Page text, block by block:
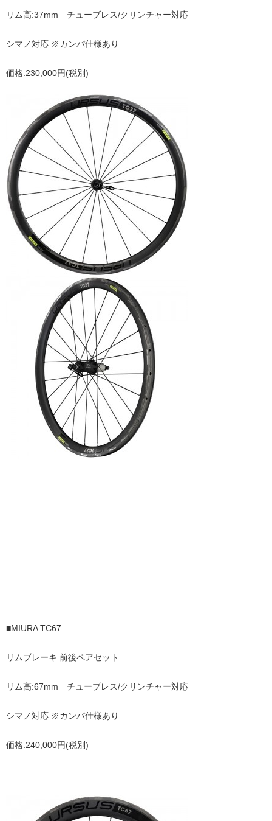
リム高:37mm チューブレス/クリンチャー対応
シマノ対応 ※カンパ仕様あり
価格:230,000円(税別)
■MIURA TC67
リムブレーキ 前後ペアセット
リム高:67mm チューブレス/クリンチャー対応
シマノ対応 ※カンパ仕様あり
価格:240,000円(税別)